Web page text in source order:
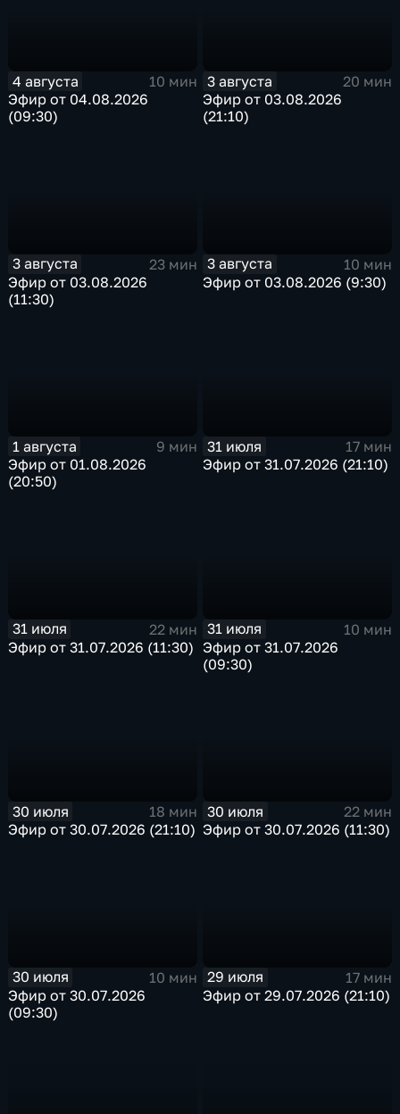
4 августа
10 мин
Эфир от 04.08.2026
(09:30)
3 августа
20 мин
Эфир от 03.08.2026
(21:10)
3 августа
23 мин
Эфир от 03.08.2026
(11:30)
3 августа
10 мин
Эфир от 03.08.2026 (9:30)
1 августа
9 мин
Эфир от 01.08.2026
(20:50)
31 июля
17 мин
Эфир от 31.07.2026 (21:10)
31 июля
22 мин
Эфир от 31.07.2026 (11:30)
31 июля
10 мин
Эфир от 31.07.2026
(09:30)
30 июля
18 мин
Эфир от 30.07.2026 (21:10)
30 июля
22 мин
Эфир от 30.07.2026 (11:30)
30 июля
10 мин
Эфир от 30.07.2026
(09:30)
29 июля
17 мин
Эфир от 29.07.2026 (21:10)